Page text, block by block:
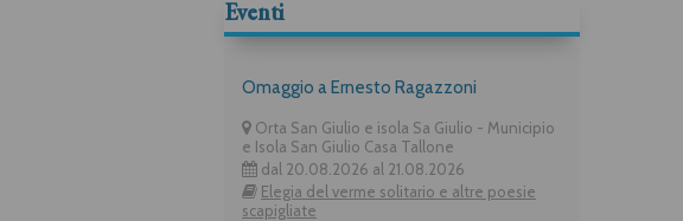
Eventi
Omaggio a Ernesto Ragazzoni
Orta San Giulio e isola Sa Giulio - Municipio
e Isola San Giulio Casa Tallone
dal 20.08.2026 al 21.08.2026
Elegia del verme solitario e altre poesie
scapigliate